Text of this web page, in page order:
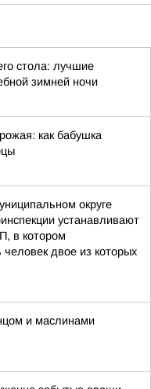
стола: лучшие
зимней ночи
как бабушка
округе
устанавливают
в котором
двое из которых
и маслинами